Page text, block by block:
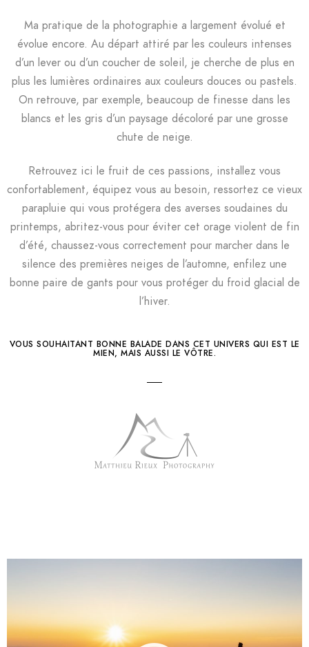
Ma pratique de la photographie a largement évolué et
évolue encore. Au départ attiré par les couleurs intenses
d’un lever ou d’un coucher de soleil, je cherche de plus en
plus les lumières ordinaires aux couleurs douces ou pastels.
On retrouve, par exemple, beaucoup de finesse dans les
blancs et les gris d’un paysage décoloré par une grosse
chute de neige.
Retrouvez ici le fruit de ces passions, installez vous
confortablement, équipez vous au besoin, ressortez ce vieux
parapluie qui vous protégera des averses soudaines du
printemps, abritez-vous pour éviter cet orage violent de fin
d’été, chaussez-vous correctement pour marcher dans le
silence des premières neiges de l’automne, enfilez une
bonne paire de gants pour vous protéger du froid glacial de
l’hiver.
VOUS SOUHAITANT BONNE BALADE DANS CET UNIVERS QUI EST LE
MIEN, MAIS AUSSI LE VÔTRE.